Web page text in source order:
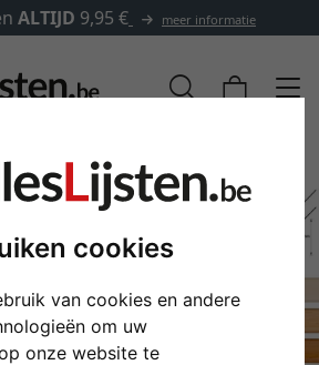
cookies
van cookies en andere
om uw
onze website te
ALTIJD 9,95 € meer informatie